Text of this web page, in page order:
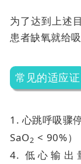
为了达到上述
患者缺氧就给
常见的适应证
1. 心跳呼吸骤
SaO2 < 90%）
4. 低心输出